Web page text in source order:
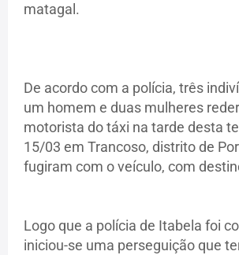
matagal.
De acordo com a polícia, três
um homem e duas mulheres
motorista do táxi na tarde desta
15/03 em Trancoso, distrito de
fugiram com o veículo, com
Logo que a polícia de Itabela foi
iniciou-se uma perseguição que